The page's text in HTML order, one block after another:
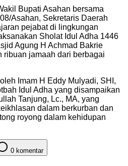
Bupati Asahan bersama
Asahan, Sekretaris Daerah
pejabat di lingkungan
Sholat Idul Adha 1446
Agung H Achmad Bakrie
ribuan jamaah dari berbagai
Imam H Eddy Mulyadi, SHI,
Idul Adha yang disampaikan
Tanjung, Lc., MA, yang
dalam berkurban dan
royong dalam kehidupan
0 komentar